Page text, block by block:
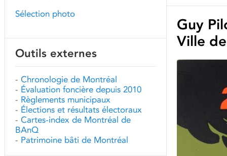
Guy
Ville
Sélection photo
Outils externes
- Chronologie de Montréal
- Évaluation foncière depuis 2010
- Règlements municipaux
- Élections et résultats électoraux
- Cartes-index de Montréal de
BAnQ
- Patrimoine bâti de Montréal